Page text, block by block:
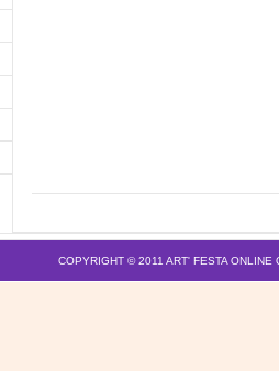
COPYRIGHT © 2011 ART' FESTA ONLINE